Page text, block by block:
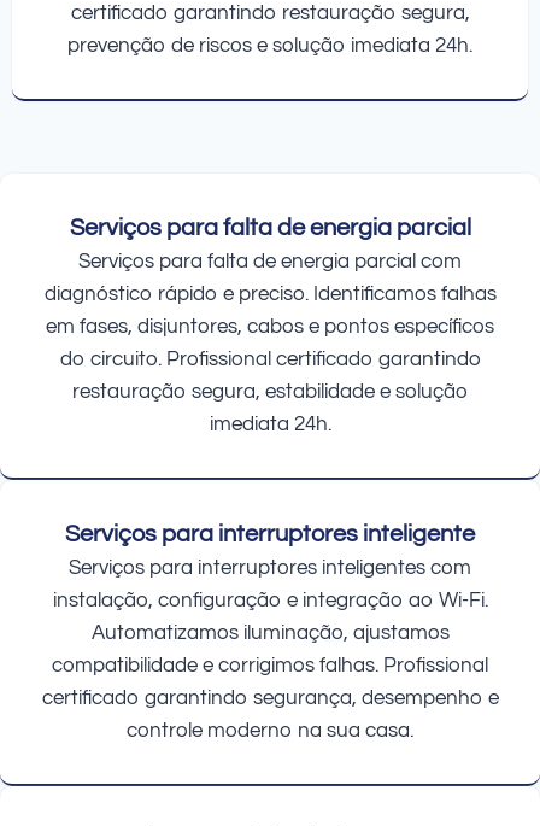
certificado garantindo restauração segura,
prevenção de riscos e solução imediata 24h.
Serviços para falta de energia parcial
Serviços para falta de energia parcial com
diagnóstico rápido e preciso. Identificamos falhas
em fases, disjuntores, cabos e pontos específicos
do circuito. Profissional certificado garantindo
restauração segura, estabilidade e solução
imediata 24h.
Serviços para interruptores inteligente
Serviços para interruptores inteligentes com
instalação, configuração e integração ao Wi-Fi.
Automatizamos iluminação, ajustamos
compatibilidade e corrigimos falhas. Profissional
certificado garantindo segurança, desempenho e
controle moderno na sua casa.